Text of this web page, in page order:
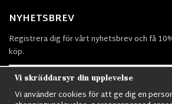
NYHETSBREV
Registrera dig för vårt nyhetsbrev och få
köp.
Prenumerera
Vi skräddarsyr din upplevelse
Vi använder cookies för att ge dig en